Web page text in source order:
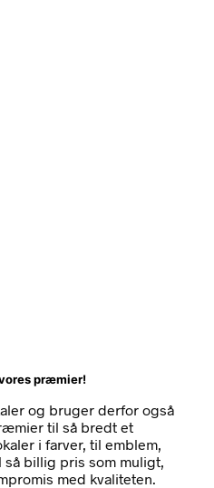
præmier!
og bruger derfor også
til så bredt et
i farver, til emblem,
billig pris som muligt,
med kvaliteten.